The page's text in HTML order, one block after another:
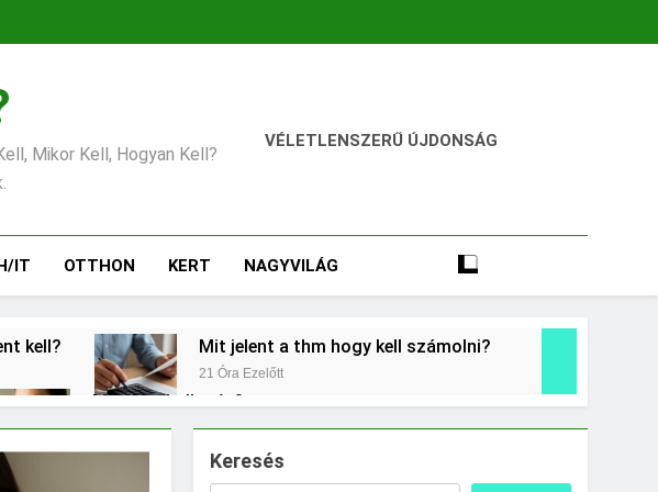
Mikor Kell, Hogyan Kell?
VÉLETLENSZERŰ ÚJDONSÁG
IT OTTHON KERT NAGYVILÁG
kell? Mit jelent a thm hogy kell számolni?
21 Óra Ezelőtt
Mire jó a kollagén?
2 Nap Ezelőtt
Mikor kell tetőt cserélni?
3 Nap Ezelőtt
Keresés